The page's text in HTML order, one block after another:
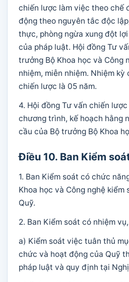
chiến lược làm việc theo chế
động theo nguyên tắc độc
thực, phòng ngừa xung đột
của pháp luật. Hội đồng Tư
trưởng Bộ Khoa học và Công
nhiệm, miễn nhiệm. Nhiệm kỳ
chiến lược là 05 năm.
4. Hội đồng Tư vấn chiến
chương trình, kế hoạch hằng
cầu của Bộ trưởng Bộ Khoa
Điều 10. Ban Kiểm
1. Ban Kiểm soát có chức
Khoa học và Công nghệ kiểm
Quỹ.
2. Ban Kiểm soát có nhiệm
a) Kiểm soát việc tuân thủ
chức và hoạt động của Quỹ
pháp luật và quy định tại